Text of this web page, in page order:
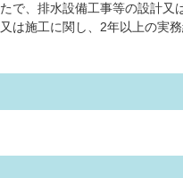
で、排水設備工事等の設計又
は施工に関し、2年以上の実